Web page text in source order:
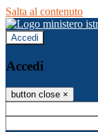
Salta al contenuto
Accedi
Accedi
button close ×